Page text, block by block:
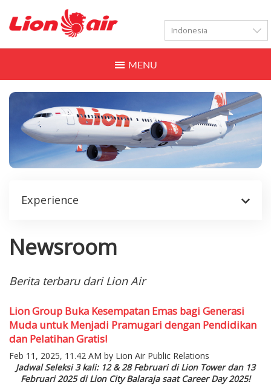
Toggle
Experience
Newsroom
Berita terbaru dari Lion Air
Lion Group Buka Kesempatan Emas bagi Generasi
Muda untuk Menjadi Pramugari dengan Pendidikan
dan Pelatihan Gratis!
Feb 11, 2025, 11.42 AM by Lion Air Public Relations
Jadwal Seleksi 3 kali: 12 & 28 Februari di Lion Tower dan 13
Februari 2025 di Lion City Balaraja saat Career Day 2025!